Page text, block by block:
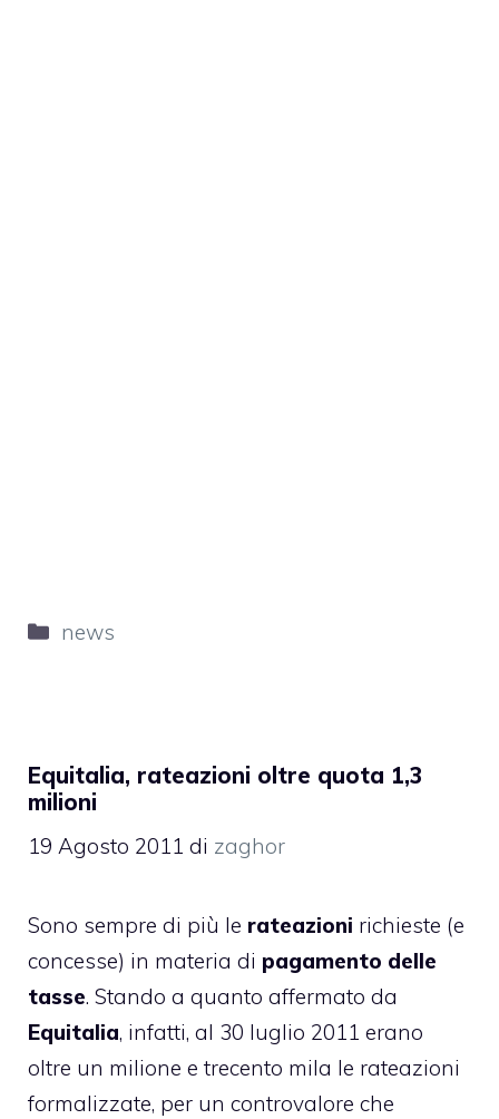
Categorie
news
Equitalia, rateazioni oltre quota 1,3
milioni
19 Agosto 2011 di zaghor
Sono sempre di più le rateazioni richieste (e
concesse) in materia di pagamento delle
tasse. Stando a quanto affermato da
Equitalia, infatti, al 30 luglio 2011 erano
oltre un milione e trecento mila le rateazioni
formalizzate, per un controvalore che